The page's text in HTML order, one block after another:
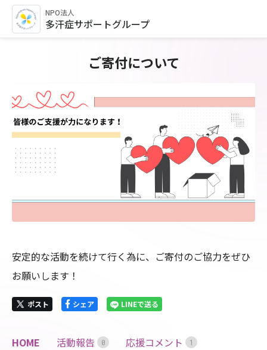
NPO法人
多汗症サポートグループ
ご寄付について
安定的な活動を続けて行く為に、ご寄付のご協力をぜひ
お願いします！
ポスト シェア LINEで送る
HOME 活動報告 0 応援コメント 1